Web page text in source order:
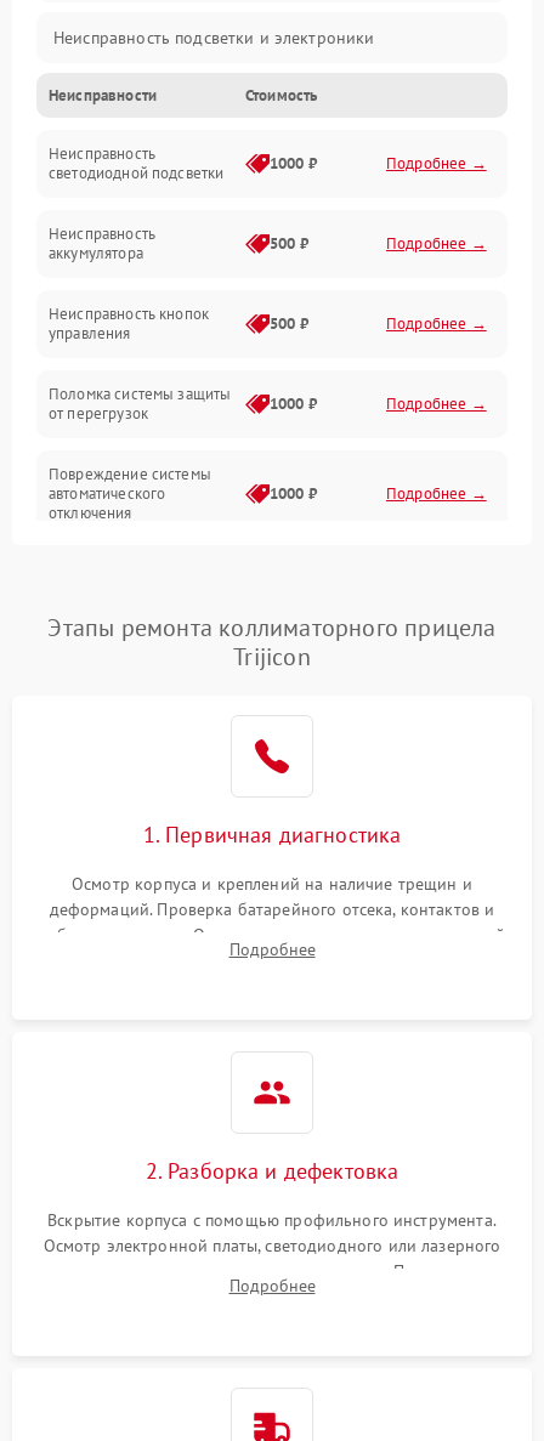
Неисправность подсветки и электроники
Неисправность изображения
Электропитание
Прочие неисправности
Неисправность управления
Неисправности Стоимость
Неисправность
светодиодной подсветки
1000 ₽ Подробнее →
Неисправность
аккумулятора
500 ₽ Подробнее →
Неисправность кнопок
управления
500 ₽ Подробнее →
Поломка системы защиты
от перегрузок
1000 ₽ Подробнее →
Повреждение системы
автоматического
отключения
1000 ₽ Подробнее →
1000 ₽
Неисправность системы
Повреждение системы
1000 ₽
1000 ₽
Поломка системы защиты
1000 ₽ Подробнее →
Этапы ремонта коллиматорного прицела
Trijicon
1. Первичная диагностика
Осмотр корпуса и креплений на наличие трещин и
деформаций. Проверка батарейного отсека, контактов и
работы излучателя. Оценка яркости и четкости прицельной
марки на разных режимах. Выявление проблем с
Подробнее
2. Разборка и дефектовка
Вскрытие корпуса с помощью профильного инструмента.
Осмотр электронной платы, светодиодного или лазерного
излучателя, а также механизма выверки. Проверка
уплотнительных прокладок и выявление следов окисления
Подробнее